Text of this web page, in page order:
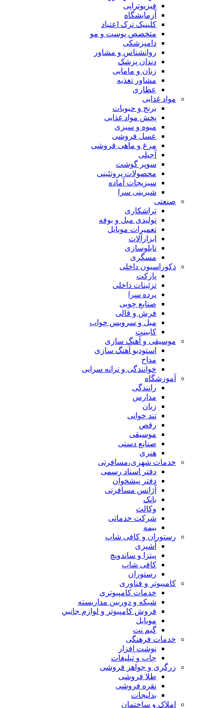
فیزیوتراپی
آزمایشگاه
کلینیک ترک اعتیاد
متخصص پوست و مو
دامپزشکی
روانشناس و مشاور
دندان پزشک
زنان و مامایی
مشاور تغذیه
عطاری
مواد غذایی
برنج و حبوبات
پخش مواد غذایی
میوه و سبزی
عسل فروشی
مرغ و ماهی فروشی
آجیلی
سوپر گوشت
محصولات پروتئینی
سبزیجات آماده
شیرینی سرا
صنعتی
تراشکاری
تولیدی مبل و بوفه
تعمیرات موبایل
ابزارآلات
تابلوسازی
مسگری
دکوراسیون داخلی
پارکت
تزئینات داخلی
پرده سرا
صنایع چوبی
فرش و قالی
مبل و سرويس خواب
کابینت
موسیقی و آهنگ سازی
استودیو آهنگ سازی
مداح
خوانندگی و ترانه سرایی
آموزشگاه
رانندگی
مدارس
زبان
تند خوانی
رقص
موسیقی
صنایع دستی
هنری
خدمات شهری،مسافرتی
دفتر اسناد رسمی
دفتر پیشخوان
آژانس مسافرتی
بانک
وکالت
شرکت خدماتی
بيمه
رستوران و کافی شاپ
آشپزی
پیتزا و ساندویچ
کافی شاپ
رستوران
کامپیوتر و فناوری
خدمات کامپیوتری
شبكه و دوربين مداربسته
فروش كامپيوتر و لوازم جانبي
موبایل
گیم نت
خدمات فرهنگی
نوشت افزار
چاپ و تبلیغات
زرگری و جواهر فروشی
طلا فروشی
نقره فروشی
بدلیجات
املاک و ساختمان